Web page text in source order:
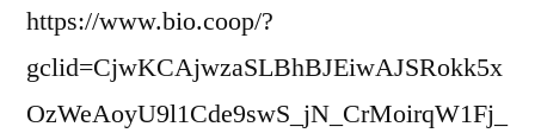
https://www.bio.coop/?
gclid=CjwKCAjwzaSLBhBJEiwAJSRokk5x
OzWeAoyU9l1Cde9swS_jN_CrMoirqW1Fj_